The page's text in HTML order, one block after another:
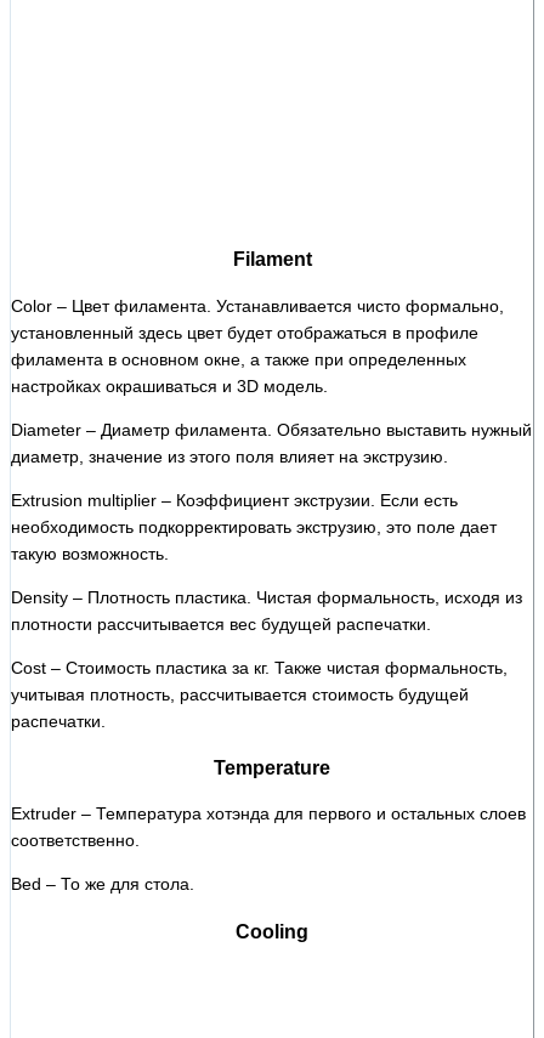
Filament
Color – Цвет филамента. Устанавливается чисто формально,
установленный здесь цвет будет отображаться в профиле
филамента в основном окне, а также при определенных
настройках окрашиваться и 3D модель.
Diameter – Диаметр филамента. Обязательно выставить нужный
диаметр, значение из этого поля влияет на экструзию.
Extrusion multiplier – Коэффициент экструзии. Если есть
необходимость подкорректировать экструзию, это поле дает
такую возможность.
Density – Плотность пластика. Чистая формальность, исходя из
плотности рассчитывается вес будущей распечатки.
Cost – Стоимость пластика за кг. Также чистая формальность,
учитывая плотность, рассчитывается стоимость будущей
распечатки.
Temperature
Extruder – Температура хотэнда для первого и остальных слоев
соответственно.
Bed – То же для стола.
Cooling